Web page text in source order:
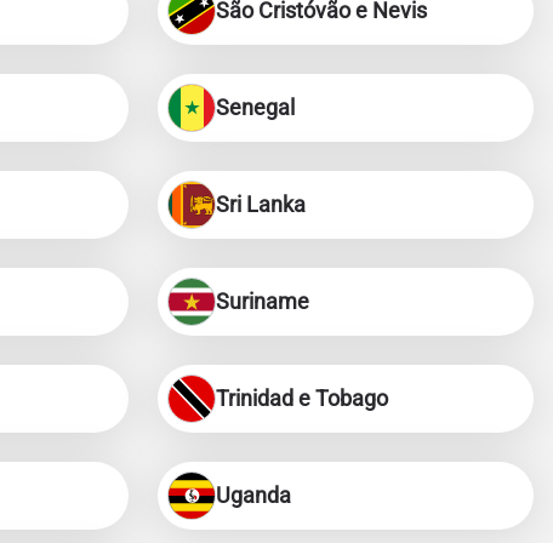
São Cristóvão e Nevis
Senegal
Sri Lanka
Suriname
Trinidad e Tobago
Uganda